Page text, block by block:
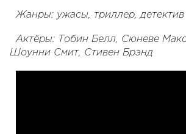
Жанры: ужасы, триллер, детектив
Актёры: Тобин Белл, Сюневе
Шоунни Смит, Стивен Брэнд